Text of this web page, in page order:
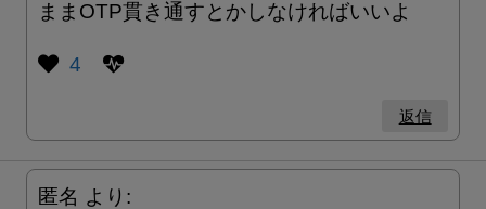
ままOTP貫き通すとかしなければいいよ
4
返信
匿名 より: